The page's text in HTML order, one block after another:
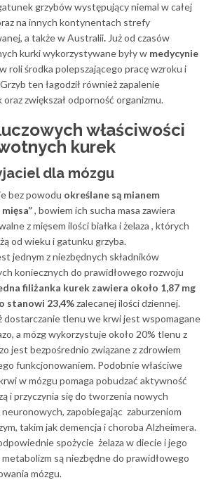
grzybów występujący niemal w całej
na innych kontynentach strefy
a także w Australii. Już od czasów
kurki wykorzystywane były w medycynie
w roli środka polepszającego pracę wzroku i
ten łagodził również zapalenie
zwiększał odporność organizmu.
właściwości
kurek
dla mózgu
bez powodu określane są mianem
, bowiem ich sucha masa zawiera
z mięsem ilości białka i żelaza , których
od wieku i gatunku grzyba.
jednym z niezbędnych składników
koniecznych do prawidłowego rozwoju
filiżanka kurek zawiera około 1,87 mg
stanowi 23,4%zalecanej ilości dziennej.
dostarczanie tlenu we krwi jest wspomagane
a mózg wykorzystuje około 20% tlenu z
jest bezpośrednio związane z zdrowiem
funkcjonowaniem. Podobnie właściwe
w mózgu pomaga pobudzać aktywność
i przyczynia się do tworzenia nowych
neuronowych, zapobiegając zaburzeniom
takim jak demencja i choroba Alzheimera.
spożycie żelaza w diecie i jego
metabolizm są niezbędne do prawidłowego
mózgu.